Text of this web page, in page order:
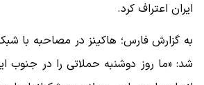
ایران اعتراف کرد.
به گزارش فارس؛ هاکینز در مصاحبه با
شد: «ما روز دوشنبه حملاتی را در جنوب